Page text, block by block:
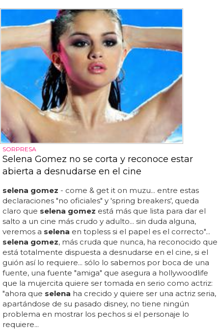
SORPRESA
Selena Gomez no se corta y reconoce estar
abierta a desnudarse en el cine
selena gomez - come & get it on muzu... entre estas
declaraciones "no oficiales" y 'spring breakers', queda
claro que selena gomez está más que lista para dar el
salto a un cine más crudo y adulto... sin duda alguna,
veremos a selena en topless si el papel es el correcto"...
selena gomez, más cruda que nunca, ha reconocido que
está totalmente dispuesta a desnudarse en el cine, si el
guión así lo requiere... sólo lo sabemos por boca de una
fuente, una fuente "amiga" que asegura a hollywoodlife
que la mujercita quiere ser tomada en serio como actriz:
"ahora que selena ha crecido y quiere ser una actriz seria,
apartándose de su pasado disney, no tiene ningún
problema en mostrar los pechos si el personaje lo
requiere...